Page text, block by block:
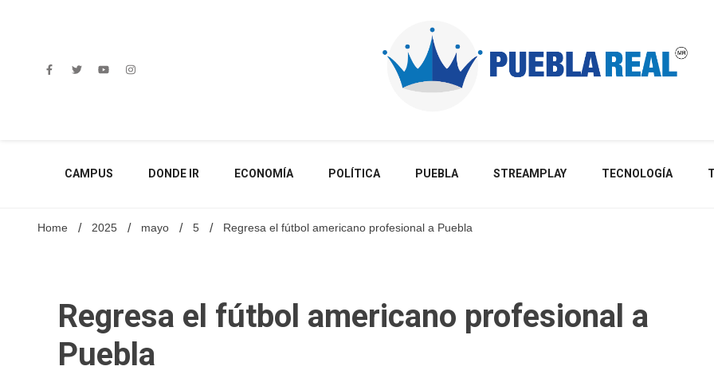
CAMPUS DONDE IR ECONOMÍA POLÍTICA PUEBLA STREAMPLAY TECNOLOGÍA
Home 2025 mayo 5 Regresa el fútbol americano profesional a Puebla
Regresa el fútbol americano profesional a
Puebla